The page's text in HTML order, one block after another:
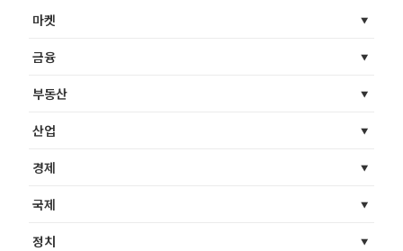
마켓
금융
부동산
산업
경제
국제
정치